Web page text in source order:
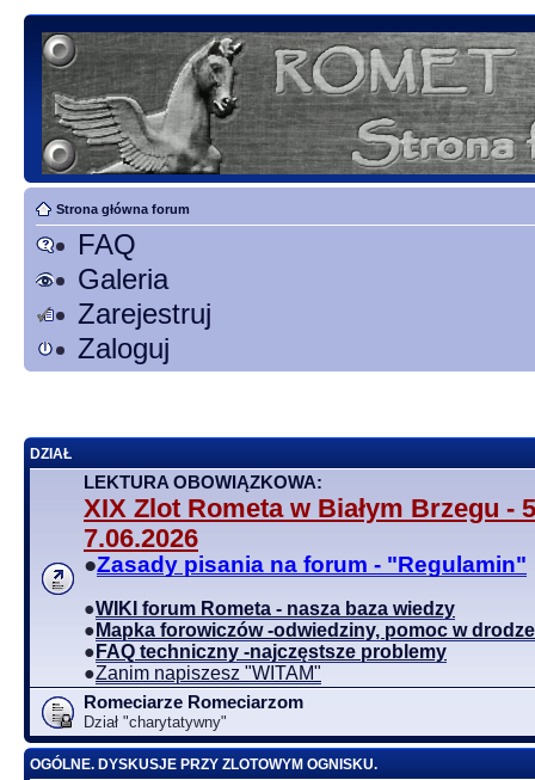
Strona główna forum
FAQ
Galeria
Zarejestruj
Zaloguj
DZIAŁ
LEKTURA OBOWIĄZKOWA:
XIX Zlot Rometa w Białym Brzegu -
7.06.2026
●Zasady pisania na forum - "Regulamin"
●WIKI forum Rometa - nasza baza wiedzy
● Mapka forowiczów -odwiedziny, pomoc w drodze
● FAQ techniczny -najczęstsze problemy
●Zanim napiszesz "WITAM"
Romeciarze Romeciarzom
Dział "charytatywny"
OGÓLNE. DYSKUSJE PRZY ZLOTOWYM OGNISKU.